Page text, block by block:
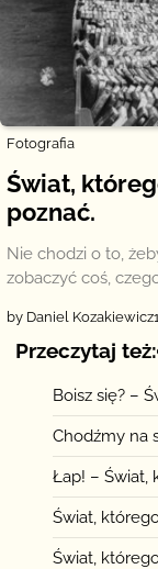
Fotografia
Świat,
poznać.
Nie chodzi o to,
zobaczyć coś,
by Daniel Kozakiewicz
Przeczytaj też:
Boisz się? –
Chodźmy na
Łap! – Świat,
Świat,
Świat,